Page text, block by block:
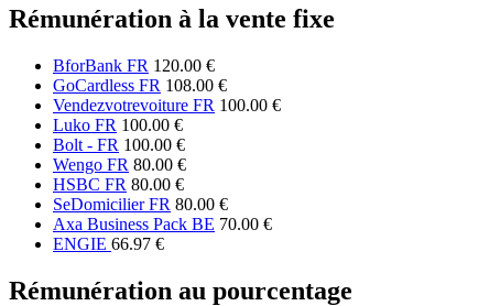
Rémunération à la vente fixe
BforBank FR 120.00 €
GoCardless FR 108.00 €
Vendezvotrevoiture FR 100.00 €
Luko FR 100.00 €
Bolt - FR 100.00 €
Wengo FR 80.00 €
HSBC FR 80.00 €
SeDomicilier FR 80.00 €
Axa Business Pack BE 70.00 €
ENGIE 66.97 €
Rémunération au pourcentage